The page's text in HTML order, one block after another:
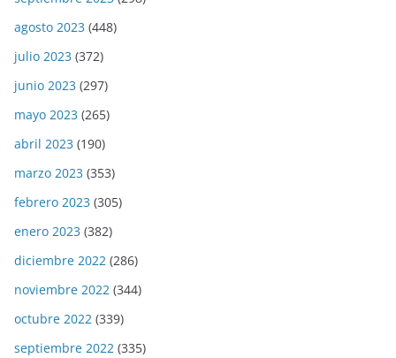
agosto 2023 (448)
julio 2023 (372)
junio 2023 (297)
mayo 2023 (265)
abril 2023 (190)
marzo 2023 (353)
febrero 2023 (305)
enero 2023 (382)
diciembre 2022 (286)
noviembre 2022 (344)
octubre 2022 (339)
septiembre 2022 (335)